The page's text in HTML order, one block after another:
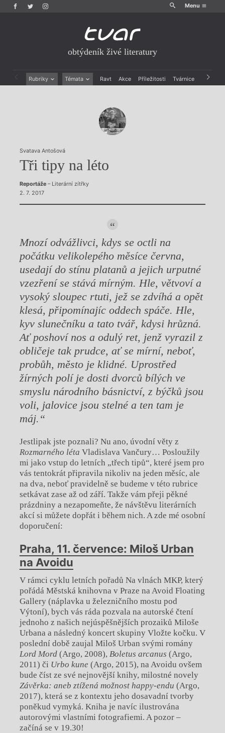
Menu
obtýdeník živé literatury
Rubriky Témata Ravt Akce Příležitosti Tvárnice Archiv
Svatava Antošová
Tři tipy na léto
Reportáže– Literární zítřky
2. 7. 2017
Mnozí odvážlivci, kdys se octli na
počátku velikolepého měsíce června,
usedají do stínu platanů a jejich urputné
vzezření se stává mírným. Hle, větvoví a
vysoký sloupec rtuti, jež se zdvíhá a opět
klesá, připomínajíc oddech spáče. Hle,
kyv slunečníku a tato tvář, kdysi hrůzná.
Ať poshoví nos a odulý ret, jenž vyrazil z
obličeje tak prudce, ať se mírní, neboť,
probůh, město je klidné. Uprostřed
žírných polí je dosti dvorců bílých ve
smyslu národního básnictví, z býčků jsou
voli, jalovice jsou stelné a ten tam je
máj.“
Jestlipak jste poznali? Nu ano, úvodní věty z
Rozmarného léta Vladislava Vančury… Posloužily
mi jako vstup do letních „třech tipů“, které jsem pro
vás tentokrát připravila nikoliv na jeden měsíc, ale
na dva, neboť pravidelně se budeme v této rubrice
setkávat zase až od září. Takže vám přeji pěkné
prázdniny a nezapomeňte, že návštěvu literárních
akcí si můžete dopřát i během nich. A zde mé osobní
doporučení:
Praha, 11. července: Miloš Urban
na Avoidu
V rámci cyklu letních pořadů Na vlnách MKP, který
pořádá Městská knihovna v Praze na Avoid Floating
Gallery (náplavka u železničního mostu pod
Výtoní), bych vás ráda pozvala na autorské čtení
jednoho z našich nejúspěšnějších prozaiků Miloše
Urbana a následný koncert skupiny Vložte kočku. V
poslední době zaujal Miloš Urban svými romány
Lord Mord (Argo, 2008), Boletus arcanus (Argo,
2011) či Urbo kune (Argo, 2015), na Avoidu ovšem
bude číst ze své nejnovější knihy, milostné novely
Závěrka: aneb ztížená možnost happy-endu (Argo,
2017), která se z kontextu jeho dosavadní tvorby
poněkud vymyká. Kniha je navíc ilustrována
autorovými vlastními fotografiemi. A pozor –
začíná se v 19.30!